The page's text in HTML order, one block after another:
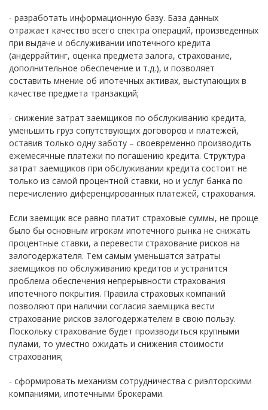
- разработать информационную базу. База данных
отражает качество всего спектра операций, произведенных
при выдаче и обслуживании ипотечного кредита
(андеррайтинг, оценка предмета залога, страхование,
дополнительное обеспечение и т.д.), и позволяет
составить мнение об ипотечных активах, выступающих в
качестве предмета транзакций;
- снижение затрат заемщиков по обслуживанию кредита,
уменьшить груз сопутствующих договоров и платежей,
оставив только одну заботу – своевременно производить
ежемесячные платежи по погашению кредита. Структура
затрат заемщиков при обслуживании кредита состоит не
только из самой процентной ставки, но и услуг банка по
перечислению диференцированных платежей, страхования.
Если заемщик все равно платит страховые суммы, не проще
было бы основным игрокам ипотечного рынка не снижать
процентные ставки, а перевести страхование рисков на
залогодержателя. Тем самым уменьшатся затраты
заемщиков по обслуживанию кредитов и устранится
проблема обеспечения непрерывности страхования
ипотечного покрытия. Правила страховых компаний
позволяют при наличии согласия заемщика вести
страхование рисков залогодержателем в свою пользу.
Поскольку страхование будет производиться крупными
пулами, то уместно ожидать и снижения стоимости
страхования;
- сформировать механизм сотрудничества с риэлторскими
компаниями, ипотечными брокерами.